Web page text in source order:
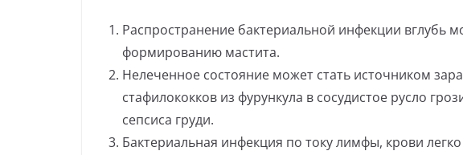
Распространение бактериальной инфекции вглубь
формированию мастита.
Нелеченное состояние может стать источником
стафилококков из фурункула в сосудистое русло
сепсиса груди.
Бактериальная инфекция по току лимфы, крови